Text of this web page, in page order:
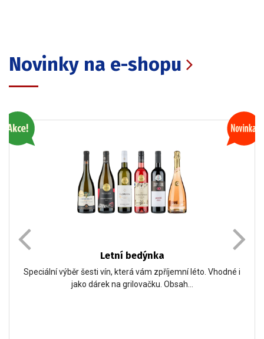
Novinky na e-shopu
Letní bedýnka
Speciální výběr šesti vín, která vám zpříjemní léto. Vhodné i
jako dárek na grilovačku. Obsah…